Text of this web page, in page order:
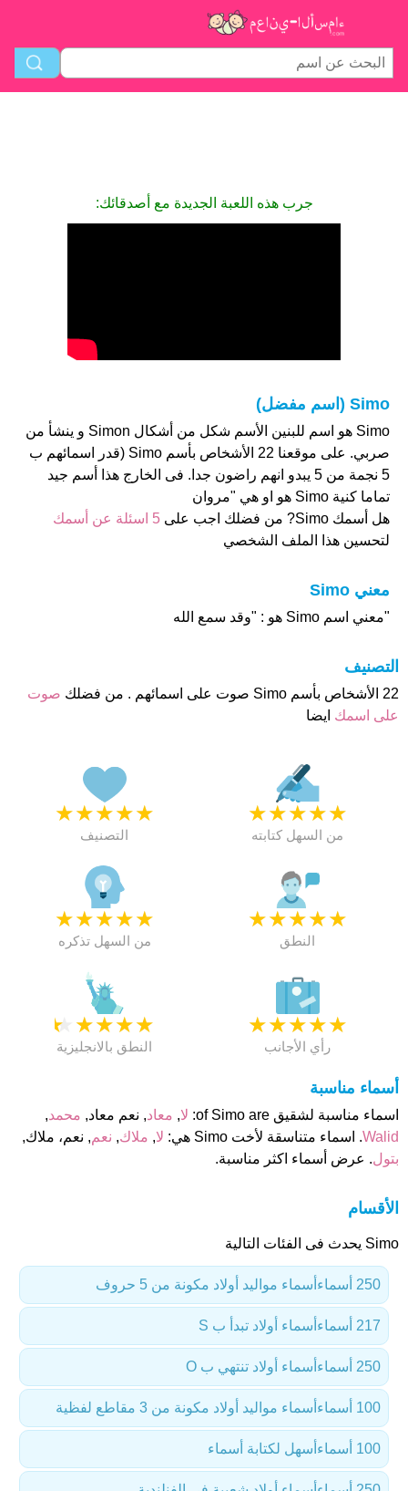
جرب هذه اللعبة الجديدة مع أصدقائك:
Simo (اسم مفضل)
Simo هو اسم للبنين الأسم شكل من أشكال Simon و ينشأ من
صربي. على موقعنا 22 الأشخاص بأسم Simo (قدر اسمائهم ب
5 نجمة من 5 يبدو انهم راضون جدا. فى الخارج هذا أسم جيد
تماما كنية Simo هو او هي "مروان
هل أسمك Simo? من فضلك اجب على
5 اسئلة عن أسمك
لتحسين هذا الملف الشخصي
معني Simo
"معني اسم Simo هو : "وقد سمع الله
التصنيف
22 الأشخاص بأسم Simo صوت على اسمائهم . من فضلك
صوت
على اسمك ايضا
★
★
★
★
★
التصنيف
★
★
★
★
★
من السهل كتابته
★
★
★
★
★
من السهل تذكره
★
★
★
★
★
النطق
★
★
★
★
★
النطق بالانجليزية
★
★
★
★
★
رأي الأجانب
أسماء مناسبة
اسماء مناسبة لشقيق of Simo are: لا, معاد, نعم معاد, محمد,
Walid. اسماء متناسقة لأخت Simo هي: لا, ملاك, نعم, نعم، ملاك,
بتول. عرض أسماء اكثر مناسبة.
الأقسام
Simo يحدث فى الفئات التالية
أسماء مواليد أولاد مكونة من 5 حروف 250 أسماء
أسماء أولاد تبدأ ب S 217 أسماء
أسماء أولاد تنتهي ب O 250 أسماء
أسماء مواليد أولاد مكونة من 3 مقاطع لفظية 100 أسماء
أسهل لكتابة أسماء 100 أسماء